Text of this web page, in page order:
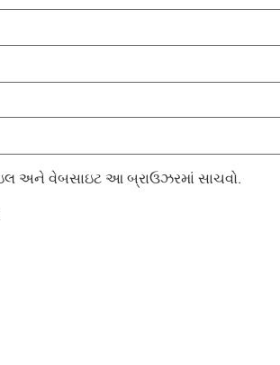
અને વેબસાઇટ આ બ્રાઉઝરમાં સાચવો.